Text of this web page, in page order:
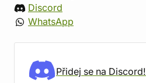
Discord
WhatsApp
Přidej se na Discord!